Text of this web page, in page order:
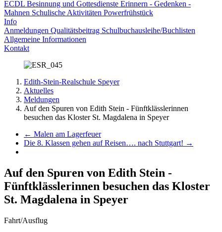
ECDL Besinnung und Gottesdienste Erinnern - Gedenken -
Mahnen Schulische Aktivitäten Powerfrühstück
Info
Anmeldungen Qualitätsbeitrag Schulbuchausleihe/Buchlisten
Allgemeine Informationen
Kontakt
Edith-Stein-Realschule Speyer
Aktuelles
Meldungen
Auf den Spuren von Edith Stein - Fünftklässlerinnen
besuchen das Kloster St. Magdalena in Speyer
← Malen am Lagerfeuer
Die 8. Klassen gehen auf Reisen…. nach Stuttgart! →
Auf den Spuren von Edith Stein -
Fünftklässlerinnen besuchen das Kloster
St. Magdalena in Speyer
Fahrt/Ausflug